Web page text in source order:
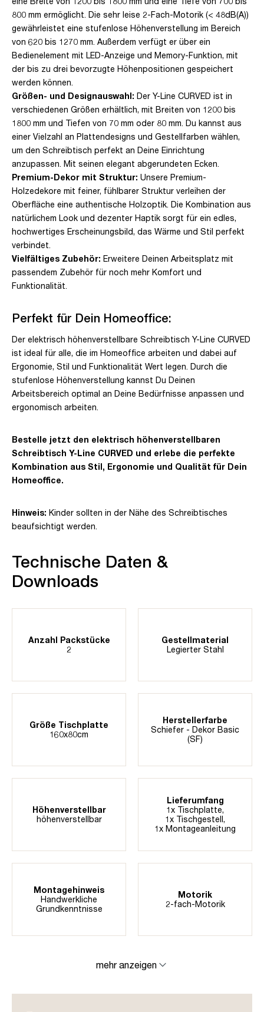
800 mm ermöglicht. Die sehr leise 2-Fach-Motorik (< 48dB(A))
gewährleistet eine stufenlose Höhenverstellung im Bereich
von 620 bis 1270 mm. Außerdem verfügt er über ein
Bedienelement mit LED-Anzeige und Memory-Funktion, mit
der bis zu drei bevorzugte Höhenpositionen gespeichert
werden können.
Größen- und Designauswahl: Der Y-Line CURVED ist in
verschiedenen Größen erhältlich, mit Breiten von 1200 bis
1800 mm und Tiefen von 70 mm oder 80 mm. Du kannst aus
einer Vielzahl an Plattendesigns und Gestellfarben wählen,
um den Schreibtisch perfekt an Deine Einrichtung
anzupassen. Mit seinen elegant abgerundeten Ecken.
Premium-Dekor mit Struktur: Unsere Premium-
Holzedekore mit feiner, fühlbarer Struktur verleihen der
Oberfläche eine authentische Holzoptik. Die Kombination aus
natürlichem Look und dezenter Haptik sorgt für ein edles,
hochwertiges Erscheinungsbild, das Wärme und Stil perfekt
verbindet.
Vielfältiges Zubehör: Erweitere Deinen Arbeitsplatz mit
passendem Zubehör für noch mehr Komfort und
Funktionalität.
Perfekt für Dein Homeoffice:
Der elektrisch höhenverstellbare Schreibtisch Y-Line CURVED
ist ideal für alle, die im Homeoffice arbeiten und dabei auf
Ergonomie, Stil und Funktionalität Wert legen. Durch die
stufenlose Höhenverstellung kannst Du Deinen
Arbeitsbereich optimal an Deine Bedürfnisse anpassen und
ergonomisch arbeiten.
Bestelle jetzt den elektrisch höhenverstellbaren
Schreibtisch Y-Line CURVED und erlebe die perfekte
Kombination aus Stil, Ergonomie und Qualität für Dein
Homeoffice.
Hinweis: Kinder sollten in der Nähe des Schreibtisches
beaufsichtigt werden.
Technische Daten &
Downloads
Anzahl Packstücke
2
Gestellmaterial
Legierter Stahl
Größe Tischplatte
160x80cm
Herstellerfarbe
Schiefer - Dekor Basic
(SF)
Höhenverstellbar
höhenverstellbar
Lieferumfang
1x Tischplatte,
1x Tischgestell,
1x Montageanleitung
Montagehinweis
Handwerkliche
Grundkenntnisse
Motorik
2-fach-Motorik
mehr anzeigen